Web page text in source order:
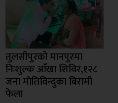
तुलसीपुरको मानपुरमा
निःशुल्क आँखा शिविर,१२८
जना मोतिविन्दुका बिरामी
फेला